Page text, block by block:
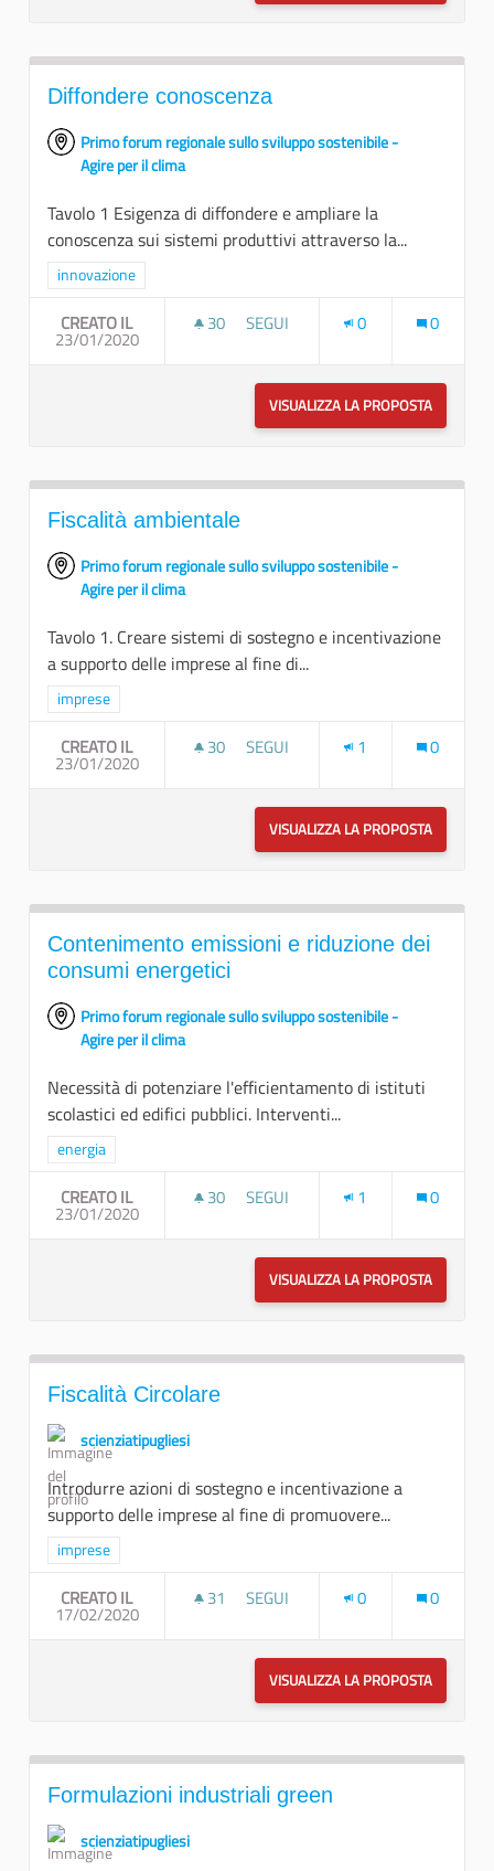
Diffondere conoscenza
Primo forum regionale sullo sviluppo sostenibile -
Agire per il clima
Tavolo 1 Esigenza di diffondere e ampliare la
conoscenza sui sistemi produttivi attraverso la...
Filtra i risultati per categoria: innovazione
innovazione
CREATO IL
23/01/2020
30 30 SOSTENITORI
SEGUI 0 0
VISUALIZZA LA PROPOSTA
Fiscalità ambientale
Primo forum regionale sullo sviluppo sostenibile -
Agire per il clima
Tavolo 1. Creare sistemi di sostegno e incentivazione
a supporto delle imprese al fine di...
Filtra i risultati per categoria: imprese
imprese
CREATO IL
23/01/2020
30 30 SOSTENITORI
SEGUI 1 0
VISUALIZZA LA PROPOSTA
Contenimento emissioni e riduzione dei
consumi energetici
Primo forum regionale sullo sviluppo sostenibile -
Agire per il clima
Necessità di potenziare l'efficientamento di istituti
scolastici ed edifici pubblici. Interventi...
Filtra i risultati per categoria: energia
energia
CREATO IL
23/01/2020
30 30 SOSTENITORI
SEGUI 1 0
VISUALIZZA LA PROPOSTA
Fiscalità Circolare
scienziatipugliesi
Introdurre azioni di sostegno e incentivazione a
supporto delle imprese al fine di promuovere...
Filtra i risultati per categoria: imprese
imprese
CREATO IL
17/02/2020
31 31 SOSTENITORI
SEGUI 0 0
VISUALIZZA LA PROPOSTA
Formulazioni industriali green
scienziatipugliesi